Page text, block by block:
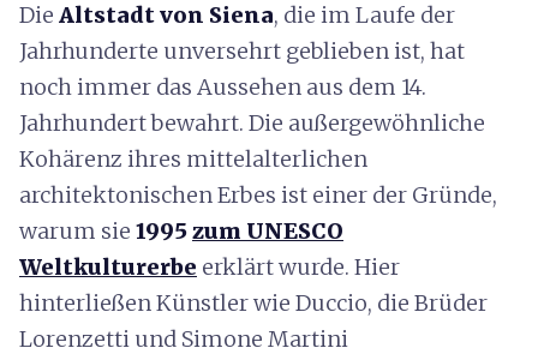
Die Altstadt von Siena, die im Laufe der
Jahrhunderte unversehrt geblieben ist, hat
noch immer das Aussehen aus dem 14.
Jahrhundert bewahrt. Die außergewöhnliche
Kohärenz ihres mittelalterlichen
architektonischen Erbes ist einer der Gründe,
warum sie 1995zum UNESCO
Weltkulturerbe erklärt wurde. Hier
hinterließen Künstler wie Duccio, die Brüder
Lorenzetti und Simone Martini